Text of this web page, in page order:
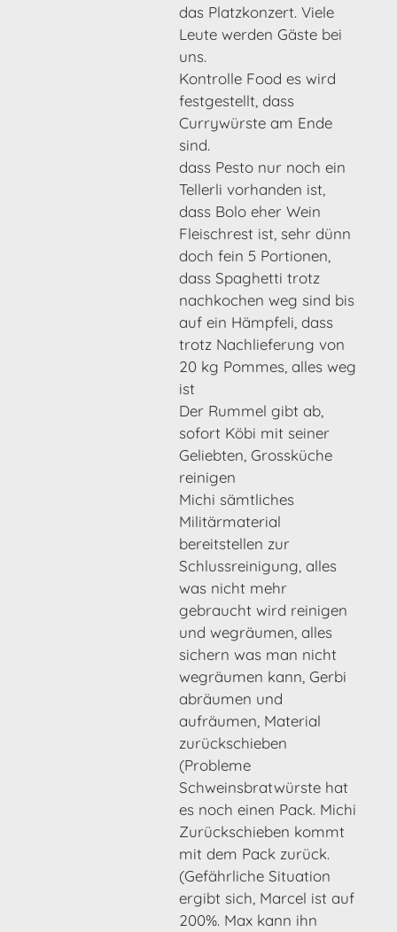
das Platzkonzert. Viele
Leute werden Gäste bei
uns.
Kontrolle Food es wird
festgestellt, dass
Currywürste am Ende
sind.
dass Pesto nur noch ein
Tellerli vorhanden ist,
dass Bolo eher Wein
Fleischrest ist, sehr dünn
doch fein 5 Portionen,
dass Spaghetti trotz
nachkochen weg sind bis
auf ein Hämpfeli, dass
trotz Nachlieferung von
20 kg Pommes, alles weg
ist
Der Rummel gibt ab,
sofort Köbi mit seiner
Geliebten, Grossküche
reinigen
Michi sämtliches
Militärmaterial
bereitstellen zur
Schlussreinigung, alles
was nicht mehr
gebraucht wird reinigen
und wegräumen, alles
sichern was man nicht
wegräumen kann, Gerbi
abräumen und
aufräumen, Material
zurückschieben
(Probleme
Schweinsbratwürste hat
es noch einen Pack. Michi
Zurückschieben kommt
mit dem Pack zurück.
(Gefährliche Situation
ergibt sich, Marcel ist auf
200%. Max kann ihn